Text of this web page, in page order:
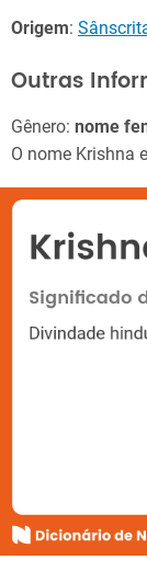
Origem:
Outras
Gênero: nome
O nome Krishna